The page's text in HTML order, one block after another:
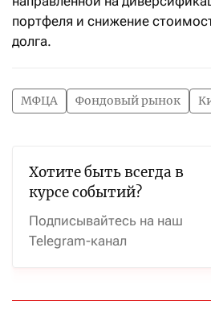
портфеля и снижение
долга.
МФЦА Фондовый рынок
Хотите быть всегда в
курсе событий?
Подписывайтесь на наш
Telegram-канал